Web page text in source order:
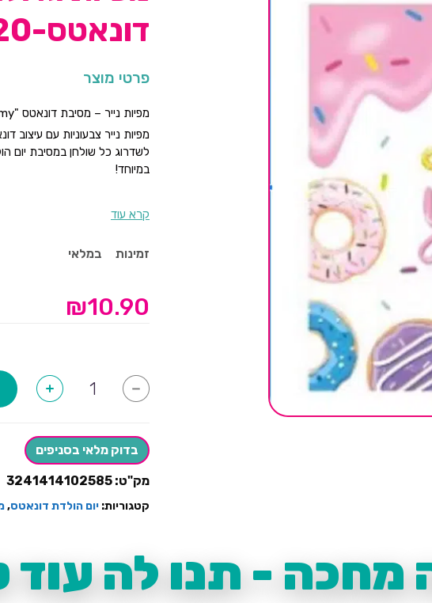
דונאטס-20 יחידות
פרטי מוצר
מפיות נייר – מסיבת דונאטס "Yummy Yummy" 🍩💖 – סט מתוק במיוחד
לשדרוג כל שולחן במסיבת יום
במיוחד!
✅ עיצוב עליז עם דונאטס
✅ מושלם לאירועים של ילדים,
קרא עוד
זמינות במלאי
₪10.90
-
של
הולדת
דונאטס-20
יחידות
+
בדוק מלאי בסניפים
מק"ט: 3241414102585
קטגוריות: יום הולדת דונאטס,
מחכה - תנו לה